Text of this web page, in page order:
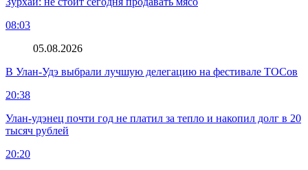
08:03
05.08.2026
В Улан-Удэ выбрали лучшую делегацию на фестивале ТОСов
20:38
Улан-удэнец почти год не платил за тепло и накопил долг в 20
тысяч рублей
20:20